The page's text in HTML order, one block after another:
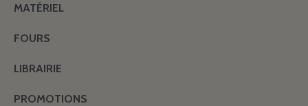
MATÉRIEL
FOURS
LIBRAIRIE
PROMOTIONS